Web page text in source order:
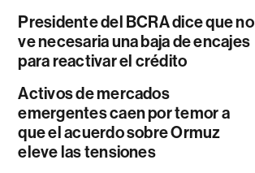
Presidente del BCRA dice que no
ve necesaria una baja de encajes
para reactivar el crédito
Activos de mercados
emergentes caen por temor a
que el acuerdo sobre Ormuz
eleve las tensiones